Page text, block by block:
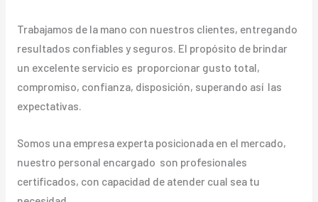
Trabajamos de la mano con nuestros clientes, entregando
resultados confiables y seguros. El propósito de brindar
un excelente servicio es proporcionar gusto total,
compromiso, confianza, disposición, superando así las
expectativas.
Somos una empresa experta posicionada en el mercado,
nuestro personal encargado son profesionales
certificados, con capacidad de atender cual sea tu